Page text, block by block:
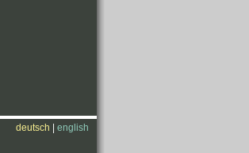
deutsch english